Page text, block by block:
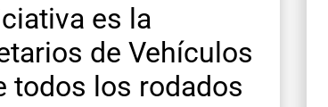
es la
de Vehículos
todos los rodados